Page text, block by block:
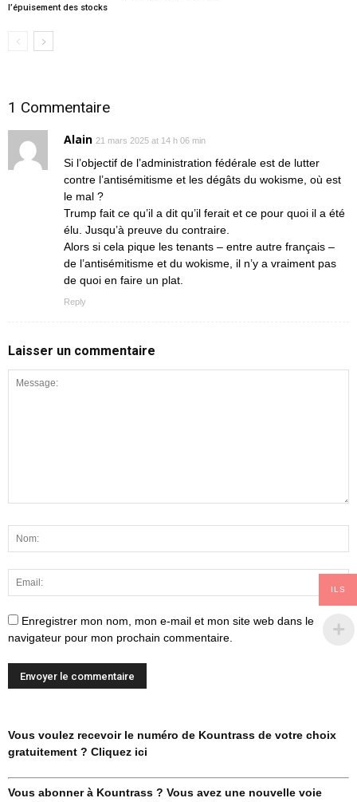
l’épuisement des stocks
1 Commentaire
Alain 21 mars 2025 at 14 h 06 min
Si l’objectif de l’administration fédérale est de lutter
contre l’antisémitisme et les dégâts du wokisme, où est
le mal ?
Trump fait ce qu’il a dit qu’il ferait et ce pour quoi il a été
élu. Jusqu’à preuve du contraire.
Alors si cela pique les tenants – entre autre français –
de l’antisémitisme et du wokisme, il n’y a vraiment pas
de quoi en faire un plat.
Reply
Laisser un commentaire
Enregistrer mon nom, mon e-mail et mon site web dans le
navigateur pour mon prochain commentaire.
Vous voulez recevoir le numéro de Kountrass de votre choix
gratuitement ? Cliquez ici
Vous abonner à Kountrass ? Vous avez une nouvelle voie
ILS